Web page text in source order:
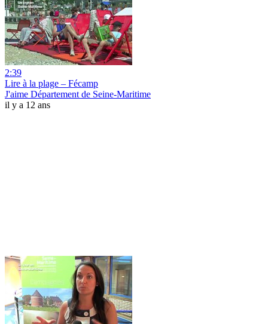
2:39
Lire à la plage – Fécamp
J'aime Département de Seine-Maritime
il y a 12 ans